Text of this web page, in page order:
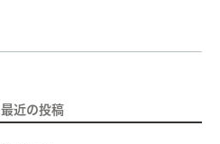
最近の投稿